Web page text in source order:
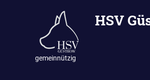
HSV
gemeinnützig